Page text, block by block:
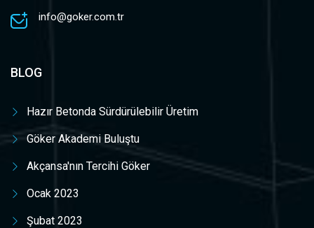
info@goker.com.tr
BLOG
Hazır Betonda Sürdürülebilir Üretim
Göker Akademi Buluştu
Akçansa'nın Tercihi Göker
Ocak 2023
Şubat 2023